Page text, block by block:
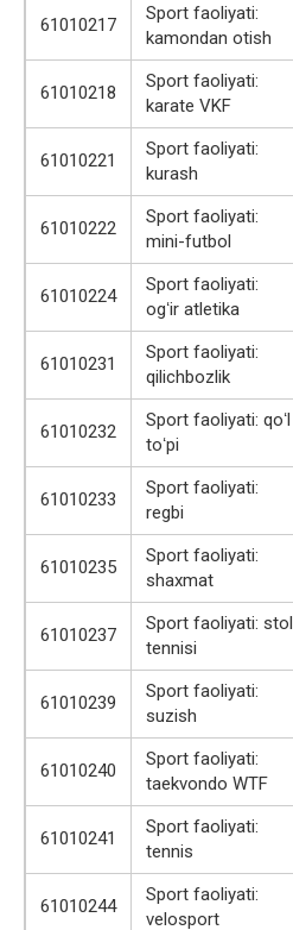
61010217
Sport faoliyati:
kamondan otish
61010218
Sport faoliyati:
karate VKF
61010221
Sport faoliyati:
kurash
61010222
Sport faoliyati:
mini-futbol
61010224
Sport faoliyati:
ogʻir atletika
61010231
Sport faoliyati:
qilichbozlik
61010232
Sport faoliyati: qoʻl
toʻpi
61010233
Sport faoliyati:
regbi
61010235
Sport faoliyati:
shaxmat
61010237
Sport faoliyati: stol
tennisi
61010239
Sport faoliyati:
suzish
61010240
Sport faoliyati:
taekvondo WTF
61010241
Sport faoliyati:
tennis
61010244
Sport faoliyati:
velosport